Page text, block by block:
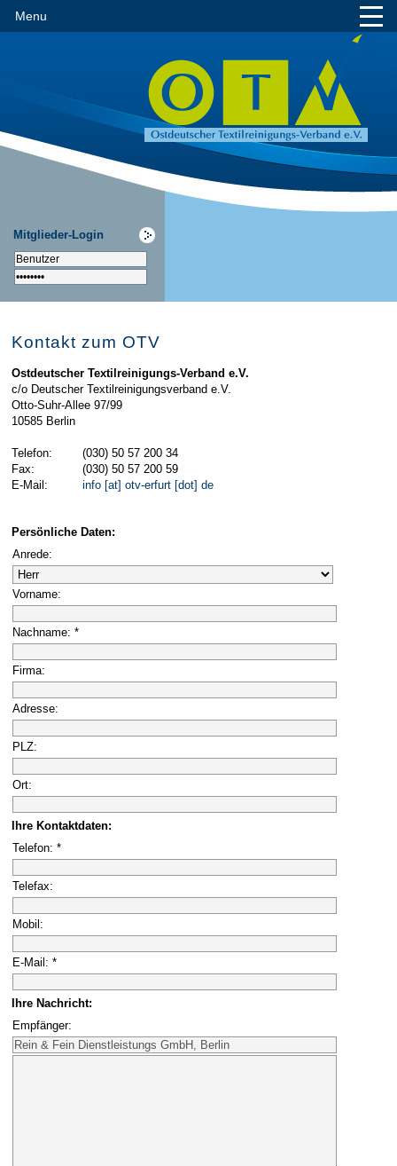
Menu
Mitglieder-Login
Kontakt zum OTV
Ostdeutscher Textilreinigungs-Verband e.V.
c/o Deutscher Textilreinigungsverband e.V.
Otto-Suhr-Allee 97/99
10585 Berlin
Telefon:
(030) 50 57 200 34
Fax:
(030) 50 57 200 59
E-Mail:
info [at] otv-erfurt [dot] de
Persönliche Daten:
Anrede:
Vorname:
Nachname: *
Firma:
Adresse:
PLZ:
Ort:
Ihre Kontaktdaten:
Telefon: *
Telefax:
Mobil:
E-Mail: *
Ihre Nachricht:
Empfänger: